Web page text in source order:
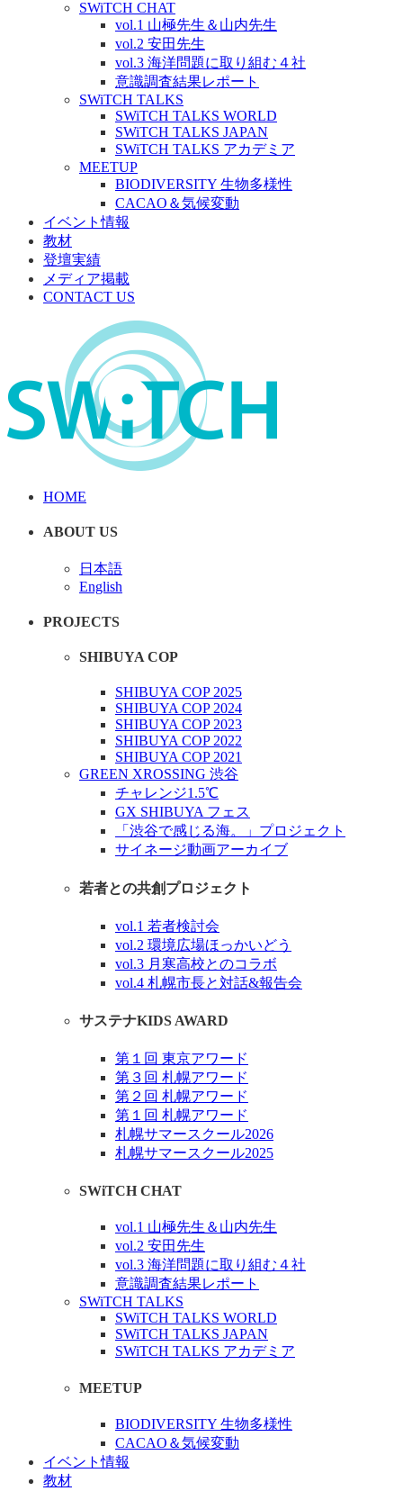
SWiTCH CHAT
vol.1 山極先生＆山内先生
vol.2 安田先生
vol.3 海洋問題に取り組む４社
意識調査結果レポート
SWiTCH TALKS
SWiTCH TALKS WORLD
SWiTCH TALKS JAPAN
SWiTCH TALKS アカデミア
MEETUP
BIODIVERSITY 生物多様性
CACAO＆気候変動
イベント情報
教材
登壇実績
メディア掲載
CONTACT US
HOME
ABOUT US
日本語
English
PROJECTS
SHIBUYA COP
SHIBUYA COP 2025
SHIBUYA COP 2024
SHIBUYA COP 2023
SHIBUYA COP 2022
SHIBUYA COP 2021
GREEN XROSSING 渋谷
チャレンジ1.5℃
GX SHIBUYA フェス
「渋谷で感じる海。」プロジェクト
サイネージ動画アーカイブ
若者との共創プロジェクト
vol.1 若者検討会
vol.2 環境広場ほっかいどう
vol.3 月寒高校とのコラボ
vol.4 札幌市長と対話&報告会
サステナKIDS AWARD
第１回 東京アワード
第３回 札幌アワード
第２回 札幌アワード
第１回 札幌アワード
札幌サマースクール2026
札幌サマースクール2025
SWiTCH CHAT
vol.1 山極先生＆山内先生
vol.2 安田先生
vol.3 海洋問題に取り組む４社
意識調査結果レポート
SWiTCH TALKS
SWiTCH TALKS WORLD
SWiTCH TALKS JAPAN
SWiTCH TALKS アカデミア
MEETUP
BIODIVERSITY 生物多様性
CACAO＆気候変動
イベント情報
教材